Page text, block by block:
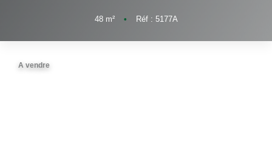
48m² • Réf : 5177A
A vendre